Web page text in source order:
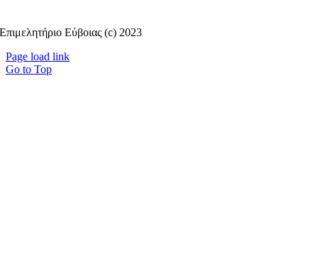
Επιμελητήριο Εύβοιας (c) 2023
Page load link
Go to Top